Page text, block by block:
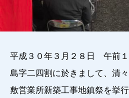
平成３０年３月２８日 午前
島字二四割に於きまして、清
敷営業所新築工事地鎮祭を挙